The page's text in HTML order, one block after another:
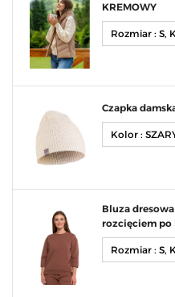
KREMOWY
Czapka
Bluza
rozcięciem po